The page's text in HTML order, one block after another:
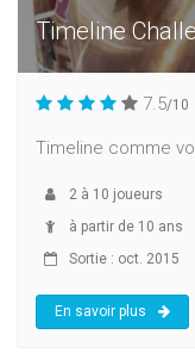
Timeline
7.5/10
Timeline comme
2 à 10 joueurs
à partir de 10 ans
Sortie : oct. 2015
En savoir plus